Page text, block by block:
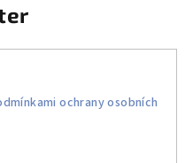
ochrany osobních